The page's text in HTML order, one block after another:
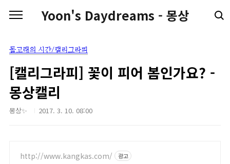
Yoon's Daydreams - 몽상
돌고래의 시간/캘리그라피
[캘리그라피] 꽃이 피어 봄인가요? -
몽상캘리
몽상✨ 2017. 3. 10. 08:00
http://www.kangkas.com/ 광고